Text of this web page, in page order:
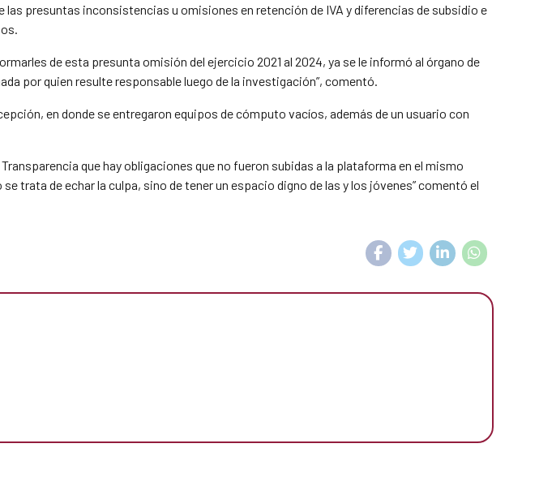
presuntas inconsistencias u omisiones en retención de IVA y diferencias de subsidio e
deesta presunta omisión del ejercicio 2021 al 2024, ya sele informó al órgano de
por quien resulte responsable luego de la investigación”, comentó.
en donde se entregaron equipos de cómputo vacíos, además de un usuario con
que hay obligaciones que no fueron subidas a la plataforma en el mismo
trata de echar la culpa, sino de tener un espacio digno de las y los jóvenes” comentó el